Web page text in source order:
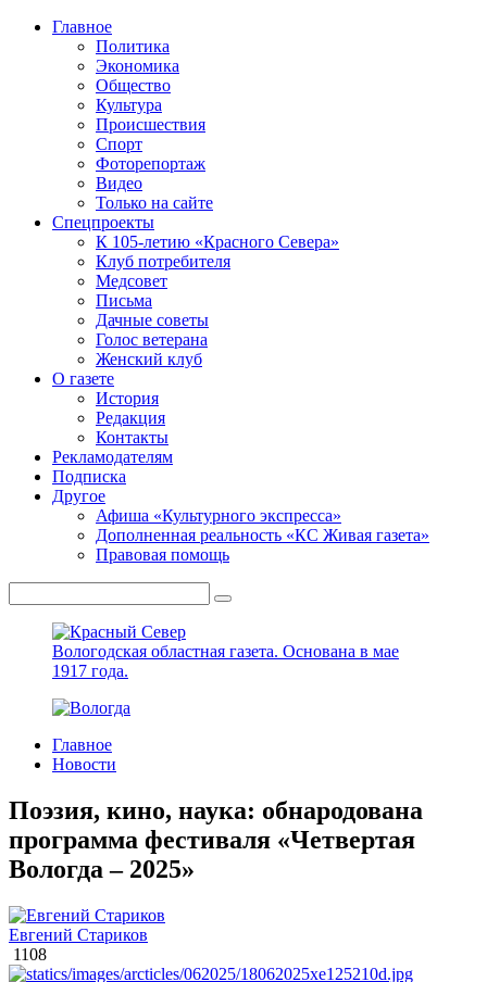
Главное
Политика
Экономика
Общество
Культура
Происшествия
Спорт
Фоторепортаж
Видео
Только на сайте
Спецпроекты
К 105-летию «Красного Севера»
Клуб потребителя
Медсовет
Письма
Дачные советы
Голос ветерана
Женский клуб
О газете
История
Редакция
Контакты
Рекламодателям
Подписка
Другое
Афиша «Культурного экспресса»
Дополненная реальность «КС Живая газета»
Правовая помощь
Вологодская областная газета. Основана в мае
1917 года.
Главное
Новости
Поэзия, кино, наука: обнародована
программа фестиваля «Четвертая
Вологда – 2025»
Евгений Стариков
1108